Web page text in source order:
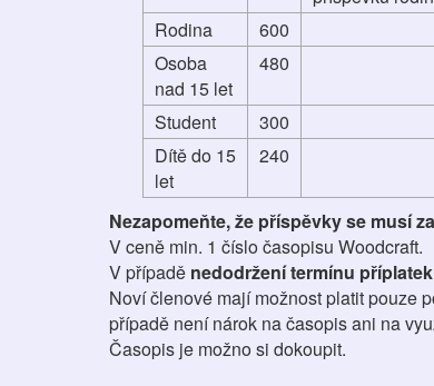
Rodina
600
Osoba
nad 15 let
480
Student
300
Dítě do 15
let
240
Nezapomeňte, že příspěvky se musí
V ceně min. 1 číslo časopisu Woodcraft.
V případě nedodržení termínu
Noví členové mají možnost platit pouze
případě není nárok na časopis ani na
Časopis je možno si dokoupit.